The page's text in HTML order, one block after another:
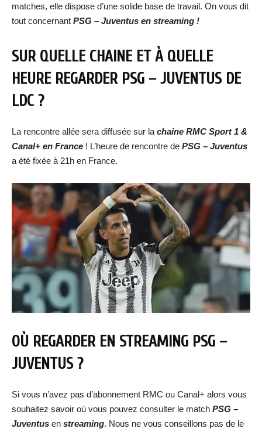
matches, elle dispose d’une solide base de travail. On vous dit
tout concernant PSG – Juventus en streaming !
SUR QUELLE CHAINE ET À QUELLE
HEURE REGARDER PSG – JUVENTUSDE
LDC ?
La rencontre allée sera diffusée sur la chaine RMC Sport 1 &
Canal+ en France ! L’heure de rencontre de PSG – Juventus
a été fixée à 21h en France.
OÙ REGARDER EN STREAMING PSG –
JUVENTUS?
Si vous n’avez pas d’abonnement RMC ou Canal+ alors vous
souhaitez savoir où vous pouvez consulter le match PSG –
Juventus en streaming. Nous ne vous conseillons pas de le